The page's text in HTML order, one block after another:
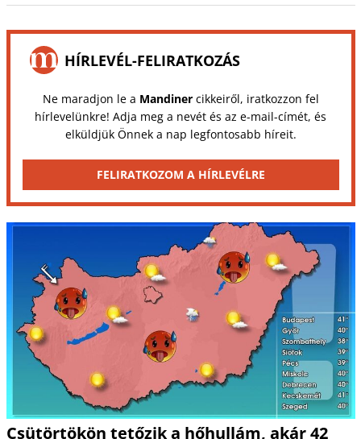
HÍRLEVÉL-FELIRATKOZÁS
Ne maradjon le a Mandinercikkeiről, iratkozzon fel
hírlevelünkre! Adja meg a nevét és az e-mail-címét, és
elküldjük Önnek a nap legfontosabb híreit.
FELIRATKOZOM A HÍRLEVÉLRE
Csütörtökön tetőzik a hőhullám, akár 42